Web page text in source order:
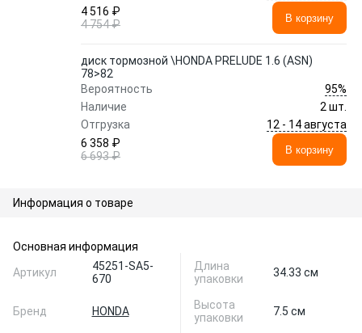
4 516 ₽
4 754 ₽
В корзину
диск тормозной \HONDA PRELUDE 1.6 (ASN)
78>82
Вероятность
95%
Наличие
2 шт.
Отгрузка
12 - 14 августа
6 358 ₽
6 693 ₽
В корзину
Информация о товаре
Основная информация
Артикул
45251-SA5-
670
Бренд HONDA
Длина
упаковки
34.33 см
Высота
упаковки
7.5 см